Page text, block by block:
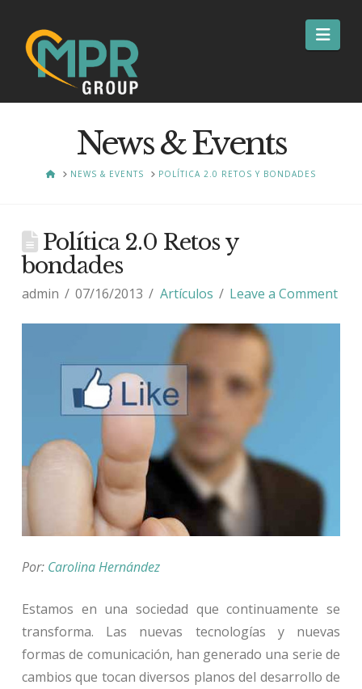
News & Events
HOMENEWS & EVENTS POLÍTICA 2.0 RETOS Y BONDADES
Política 2.0 Retos y
bondades
admin 07/16/2013 Artículos Leave a Comment
Por: Carolina Hernández
Estamos en una sociedad que continuamente se
transforma. Las nuevas tecnologías y nuevas
formas de comunicación, han generado una serie de
cambios que tocan diversos planos del desarrollo de